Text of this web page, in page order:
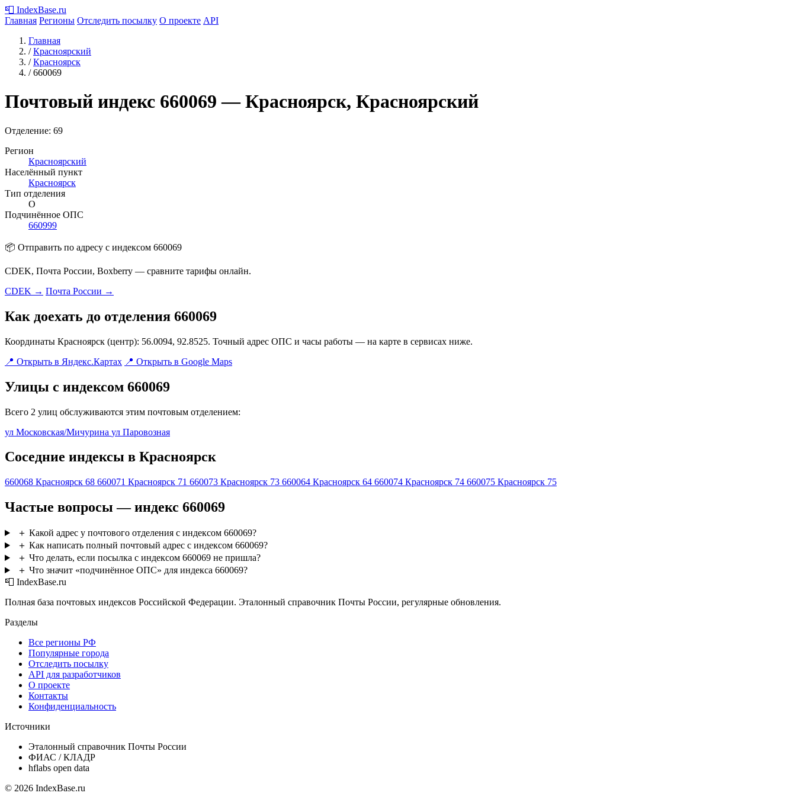
📮 IndexBase.ru
Главная Регионы Отследить посылку О проекте API
Главная
/ Красноярский
/ Красноярск
/ 660069
Почтовый индекс 660069 — Красноярск, Красноярский
Отделение: 69
Регион
Красноярский
Населённый пункт
Красноярск
Тип отделения
О
Подчинённое ОПС
660999
📦 Отправить по адресу с индексом 660069
CDEK, Почта России, Boxberry — сравните тарифы онлайн.
CDEK → Почта России →
Как доехать до отделения 660069
Координаты Красноярск (центр): 56.0094, 92.8525. Точный адрес ОПС и часы работы — на карте в сервисах ниже.
📍 Открыть в Яндекс.Картах 📍 Открыть в Google Maps
Улицы с индексом 660069
Всего 2 улиц обслуживаются этим почтовым отделением:
ул Московская/Мичурина ул Паровозная
Соседние индексы в Красноярск
660068 Красноярск 68 660071 Красноярск 71 660073 Красноярск 73 660064 Красноярск 64 660074 Красноярск 74 660075 Красноярск 75
Частые вопросы — индекс 660069
＋ Какой адрес у почтового отделения с индексом 660069?
＋ Как написать полный почтовый адрес с индексом 660069?
＋ Что делать, если посылка с индексом 660069 не пришла?
＋ Что значит «подчинённое ОПС» для индекса 660069?
📮 IndexBase.ru
Полная база почтовых индексов Российской Федерации. Эталонный справочник Почты России, регулярные обновления.
Разделы
Все регионы РФ
Популярные города
Отследить посылку
API для разработчиков
О проекте
Контакты
Конфиденциальность
Источники
Эталонный справочник Почты России
ФИАС / КЛАДР
hflabs open data
© 2026 IndexBase.ru